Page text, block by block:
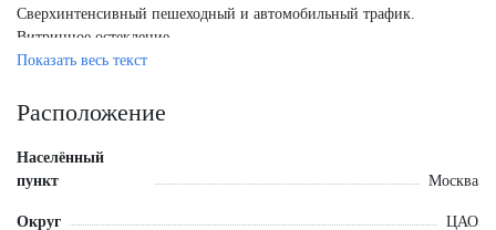
Сверхинтенсивный пешеходный и автомобильный трафик.
Витринное остекление.
Общая площадь помещения: 603 кв.м.
Показать весь текст
Расположение
Населённый
пункт
Москва
Округ ЦАО